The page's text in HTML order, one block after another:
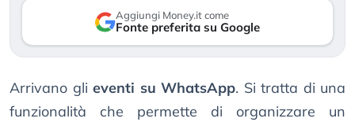
Aggiungi Money.it come
Fonte preferita su Google
Arrivano gli eventi su WhatsApp. Si tratta di una
funzionalità che permette di organizzare un